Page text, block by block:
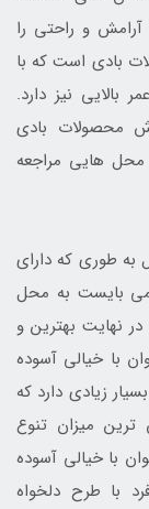
آرامش و راحتی را
بادی است که با
بالایی نیز دارد.
محصولات بادی
هایی مراجعه
به طوری که دارای
بایست به محل
نهایت بهترین و
با خیالی آسوده
زیادی دارد که
میزان تنوع
با خیالی آسوده
با طرح دلخواه